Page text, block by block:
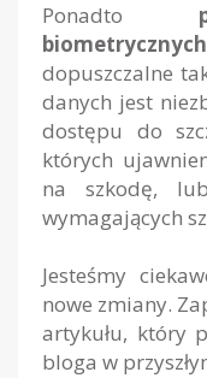
Ponadto
dopuszczalne
danych jest
dostępu do
których
na szkodę,
wymagających
Jesteśmy
nowe zmiany.
artykułu, który
bloga w